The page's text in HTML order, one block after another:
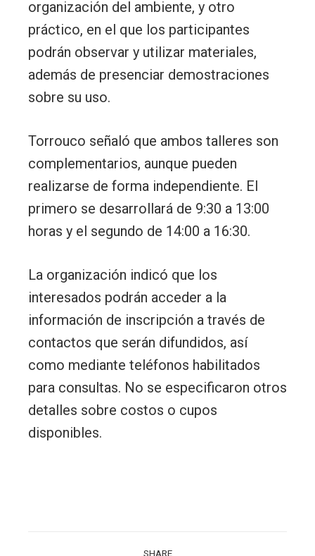
organización del ambiente, y otro
práctico, en el que los participantes
podrán observar y utilizar materiales,
además de presenciar demostraciones
sobre su uso.
Torrouco señaló que ambos talleres son
complementarios, aunque pueden
realizarse de forma independiente. El
primero se desarrollará de 9:30 a 13:00
horas y el segundo de 14:00 a 16:30.
La organización indicó que los
interesados podrán acceder a la
información de inscripción a través de
contactos que serán difundidos, así
como mediante teléfonos habilitados
para consultas. No se especificaron otros
detalles sobre costos o cupos
disponibles.
SHARE